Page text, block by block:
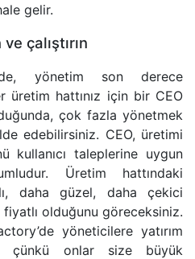
gelir.
çalıştırın
yönetim son derece
üretim hattınız için bir CEO
çok fazla yönetmek
edebilirsiniz. CEO, üretimi
kullanıcı taleplerine uygun
Üretim hattındaki
daha güzel, daha çekici
olduğunu göreceksiniz.
yöneticilere yatırım
çünkü onlar size büyük